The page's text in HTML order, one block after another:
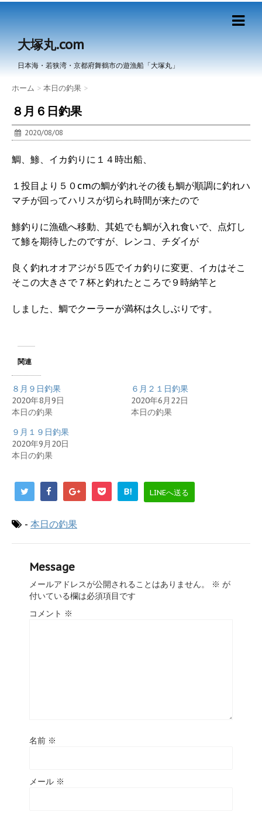
大塚丸.com
日本海・若狭湾・京都府舞鶴市の遊漁船「大塚丸」
ホーム > 本日の釣果 >
８月６日釣果
2020/08/08
鯛、鯵、イカ釣りに１４時出船、
１投目より５０cmの鯛が釣れその後も鯛が順調に釣れハ
マチが回ってハリスが切られ時間が来たので
鯵釣りに漁礁へ移動、其処でも鯛が入れ食いで、点灯し
て鯵を期待したのですが、レンコ、チダイが
良く釣れオオアジが５匹でイカ釣りに変更、イカはそこ
そこの大きさで７杯と釣れたところで９時納竿と
しました、鯛でクーラーが満杯は久しぶりです。
関連
８月９日釣果
2020年8月9日
本日の釣果
６月２１日釣果
2020年6月22日
本日の釣果
９月１９日釣果
2020年9月20日
本日の釣果
B! LINEへ送る
- 本日の釣果
Message
メールアドレスが公開されることはありません。 ※ が
付いている欄は必須項目です
コメント ※
名前 ※
メール ※